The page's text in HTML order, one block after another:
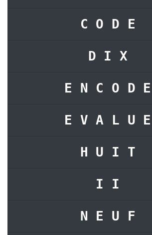
CODE
DIX
ENCODE
EVALUE
HUIT
II
NEUF